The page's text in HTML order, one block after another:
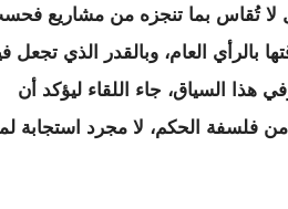
لا تُقاس بما تنجزه من مشاريع
بالرأي العام، وبالقدر الذي تجعل
هذا السياق، جاء اللقاء ليؤكد أن
من فلسفة الحكم، لا مجرد استجابة